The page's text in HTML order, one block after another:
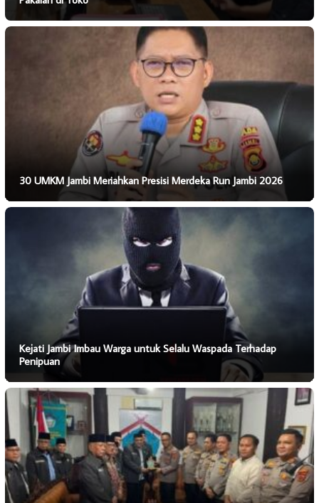
30 UMKM Jambi Meriahkan Presisi Merdeka Run Jambi 2026
Kejati Jambi Imbau Warga untuk Selalu Waspada Terhadap
Penipuan